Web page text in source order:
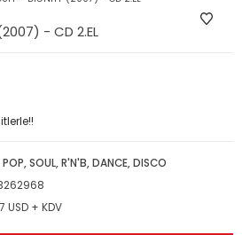
- CD 2.EL
SOUL, R'N'B, DANCE, DISCO
USD + KDV